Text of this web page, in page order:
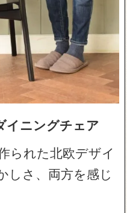
イニングチェア
られた北欧デザイ
しさ、両方を感じ